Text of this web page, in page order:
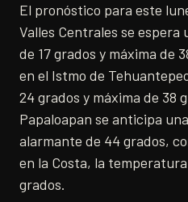
El pronóstico para este
Valles Centrales se
de 17 grados y máxima de
en el Istmo de
24 grados y máxima de 38
Papaloapan se anticipa
alarmante de 44 grados,
en la Costa, la
grados.